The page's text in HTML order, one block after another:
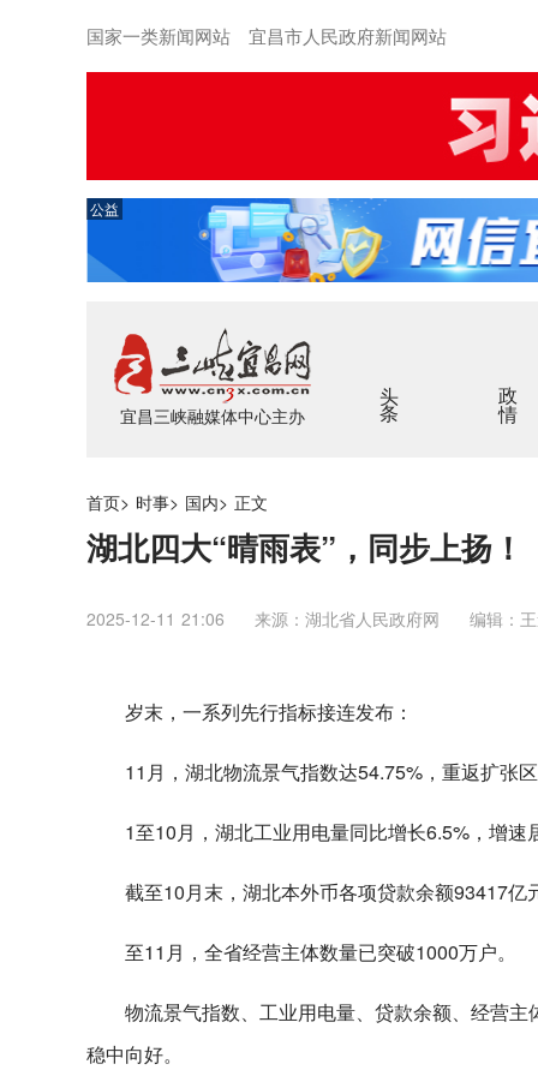
国家一类新闻网站 宜昌市人民政府新闻网站
公益
宜昌三峡融媒体中心主办
头条 政情
首页> 时事> 国内> 正文
湖北四大“晴雨表”，同步上扬！
2025-12-11 21:06 来源：湖北省人民政府网 编辑：
岁末，一系列先行指标接连发布：
11月，湖北物流景气指数达54.75%，重返扩张
1至10月，湖北工业用电量同比增长6.5%，增速
截至10月末，湖北本外币各项贷款余额93417
至11月，全省经营主体数量已突破1000万户。
物流景气指数、工业用电量、贷款余额、经营主
稳中向好。